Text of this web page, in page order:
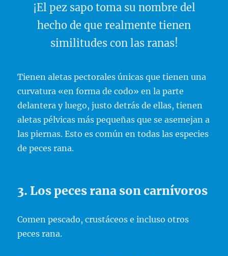
¡El pez sapo toma su nombre del
hecho de que realmente tienen
similitudes con las ranas!
Tienen aletas pectorales únicas que tienen una
curvatura «en forma de codo» en la parte
delantera y luego, justo detrás de ellas, tienen
aletas pélvicas más pequeñas que se asemejan a
las piernas. Esto es común en todas las especies
de peces rana.
3. Los peces rana son carnívoros
Comen pescado, crustáceos e incluso otros
peces rana.